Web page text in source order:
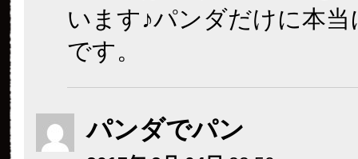
います♪パンダだけに本
です。
パンダでパン